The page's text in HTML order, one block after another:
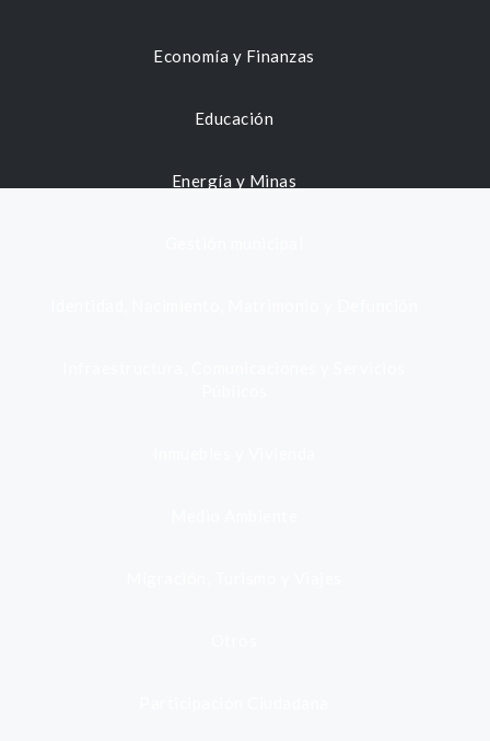
Economía y Finanzas
Educación
Energía y Minas